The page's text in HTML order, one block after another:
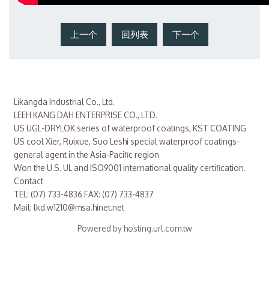
上一个 回列表 下一个
Likangda Industrial Co., Ltd.
LEEH KANG DAH ENTERPRISE CO., LTD.
US UGL-DRYLOK series of waterproof coatings, KST COATING
US cool Xier, Ruixue, Suo Leshi special waterproof coatings-
general agent in the Asia-Pacific region
Won the U.S. UL and ISO9001 international quality certification.
Contact
TEL: (07) 733-4836 FAX: (07) 733-4837
Mail: lkd.w1210@msa.hinet.net
Powered by hosting.url.com.tw